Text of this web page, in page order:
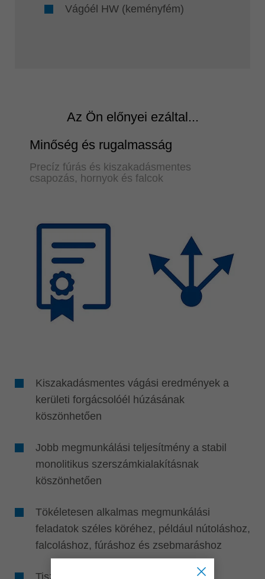
Vágóél HW (keményfém)
Az Ön előnyei ezáltal...
Minőség és rugalmasság
Precíz fúrás és kiszakadásmentes
csapozás, hornyok és falcok
Kiszakadásmentes vágási eredmények a
kerületi forgácsolóél húzásának
köszönhetően
Jobb megmunkálási teljesítmény a stabil
monolitikus szerszámkialakításnak
köszönhetően
Tökéletesen alkalmas megmunkálási
feladatok széles köréhez, például nútoláshoz,
falcoláshoz, fúráshoz és zsebmaráshoz